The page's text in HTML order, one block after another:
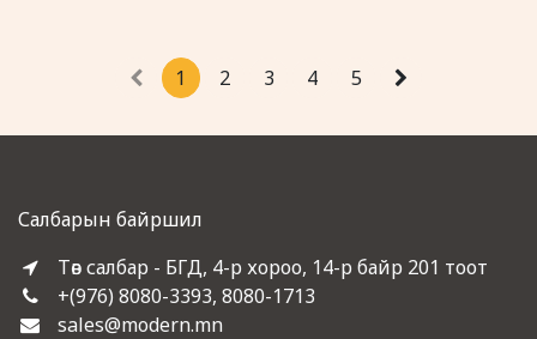
системд нэмэлт болгон
ашиглаж болно.
Бүтэгдэхүүн хэмжээс
хийсэн ТЭН халаалтын
элемент солих болмжтой.
Эрчим хүчийг 6-аас 9 кВт
1 2 3 4 5
Салбарын байршил
Төв салбар - БГД, 4-р хороо, 14-р байр 201 тоот
+(976) 8080-3393, 8080-1713
sales@modern.mn